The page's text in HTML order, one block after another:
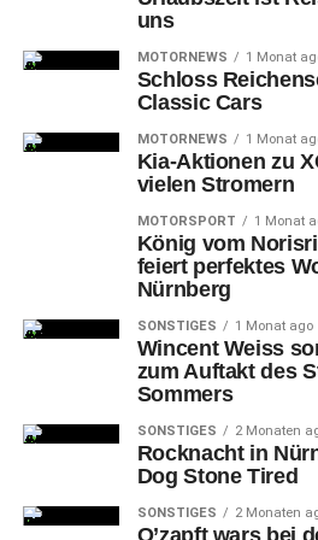
größte Unterschied ist, dass
und filmen. Ihr seid Teil ihrer
dem Weg ins Stadion und seid um
Tribüne verteilt.
Zum Ablauf:
werdet bereits einige Zeit vor
Morlock-Stadion ankommen. Da
Proben mit den Darstellern und
die technischen Abläufe während
diesen Proben seid ihr bereits im
ins Max-Morlock-Stadion wird mit
Montag stehen noch einige
auf dem Plan. Hier werden
nachgestellt, vereinzelt stumm, um
uns
MOTORNEWS 1 Monat
Schloss
Classic Cars
MOTORNEWS 1 Monat
Kia-Aktionen zu
vielen Stromern
MOTORSPORT 1 Monat
König vom
feiert perfektes
Nürnberg
SONSTIGES 1 Monat ago
Wincent Weiss
zum Auftakt des
Sommers
SONSTIGES 2 Monaten
Rocknacht in
Dog Stone Tired
SONSTIGES 2 Monaten
O’zapft wars bei